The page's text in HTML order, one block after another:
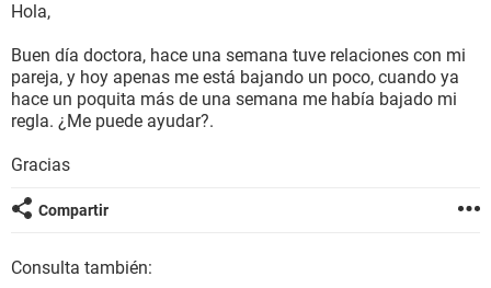
BIENESTAR
SEXUALIDAD
GLOSARIO
Hola,
Buen día doctora, hace una semana tuve relaciones con mi
pareja, y hoy apenas me está bajando un poco, cuando ya
hace un poquita más de una semana me había bajado mi
regla. ¿Me puede ayudar?.
Gracias
Compartir
Consulta también: